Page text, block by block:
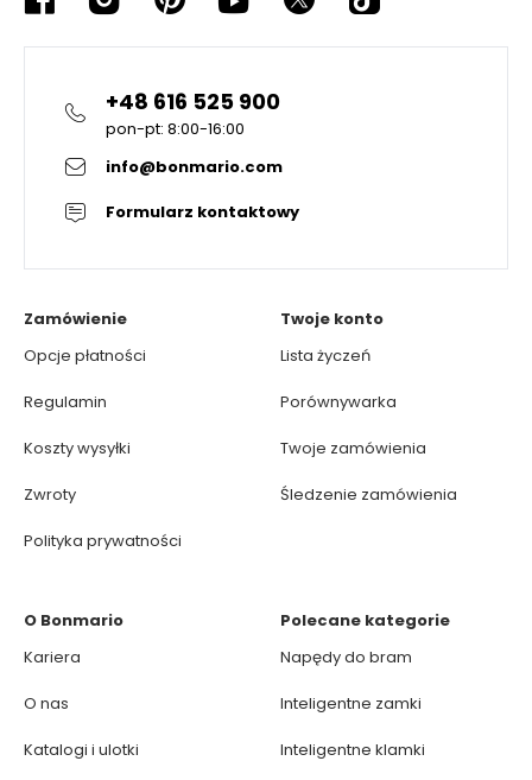
+48 616 525 900
pon-pt: 8:00-16:00
info@bonmario.com
Formularz kontaktowy
Zamówienie
Opcje płatności
Regulamin
Koszty wysyłki
Zwroty
Polityka prywatności
Twoje konto
Lista życzeń
Porównywarka
Twoje zamówienia
Śledzenie zamówienia
O Bonmario
Kariera
O nas
Katalogi i ulotki
Polecane kategorie
Napędy do bram
Inteligentne zamki
Inteligentne klamki